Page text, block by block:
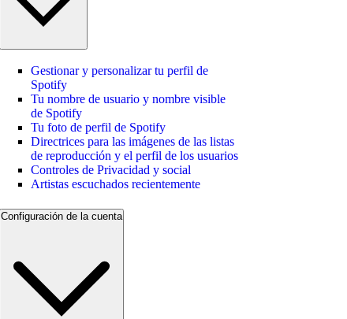
Gestionar y personalizar tu perfil de
Spotify
Tu nombre de usuario y nombre visible
de Spotify
Tu foto de perfil de Spotify
Directrices para las imágenes de las listas
de reproducción y el perfil de los usuarios
Controles de Privacidad y social
Artistas escuchados recientemente
Configuración de la cuenta